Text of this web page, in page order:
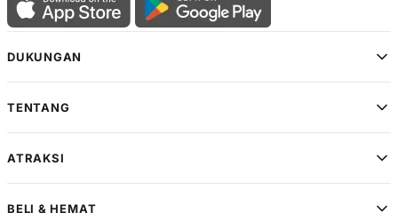
DUKUNGAN
TENTANG
ATRAKSI
BELI & HEMAT